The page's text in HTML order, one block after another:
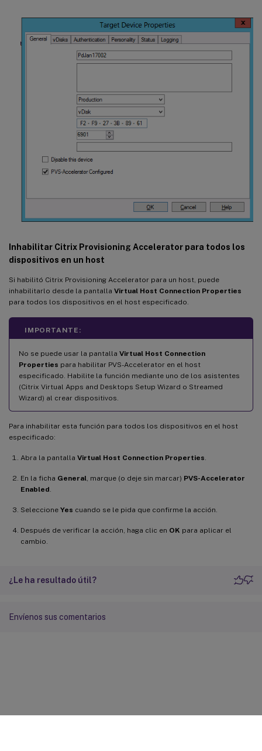
Inhabilitar Citrix Provisioning Accelerator para todos los
dispositivos en un host
Si habilitó Citrix Provisioning Accelerator para un host, puede
inhabilitarlo desde la pantalla Virtual Host Connection Properties
para todos los dispositivos en el host especificado.
IMPORTANTE:
No se puede usar la pantalla Virtual Host Connection
Properties para habilitar PVS-Accelerator en el host
especificado. Habilite la función mediante uno de los asistentes
(Citrix Virtual Apps and Desktops Setup Wizard o Streamed
Wizard) al crear dispositivos.
Para inhabilitar esta función para todos los dispositivos en el host
especificado:
Abra la pantalla Virtual Host Connection Properties.
En la ficha General, marque (o deje sin marcar) PVS-Accelerator
Enabled.
Seleccione Yes cuando se le pida que confirme la acción.
Después de verificar la acción, haga clic en OK para aplicar el
cambio.
¿Le ha resultado útil?
Envíenos sus comentarios